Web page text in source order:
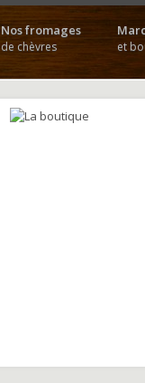
Nos fromages
de chèvres et